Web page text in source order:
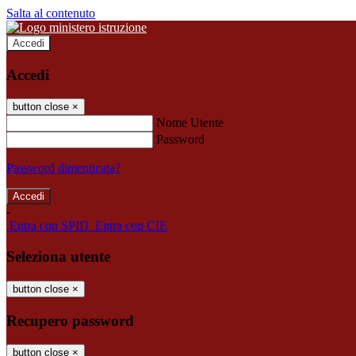
Salta al contenuto
Accedi
Accedi
button close ×
Nome Utente
Password
Password dimenticata?
-
Entra con SPID Entra con CIE
Seleziona utente
button close ×
Recupero password
button close ×